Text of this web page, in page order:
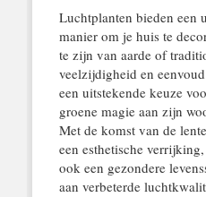
Luchtplanten bieden een
manier om je huis te
te zijn van aarde of
veelzijdigheid en
een uitstekende keuze
groene magie aan zijn
Met de komst van de
een esthetische
ook een gezondere
aan verbeterde